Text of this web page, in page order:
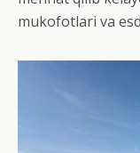
mukofotlari va